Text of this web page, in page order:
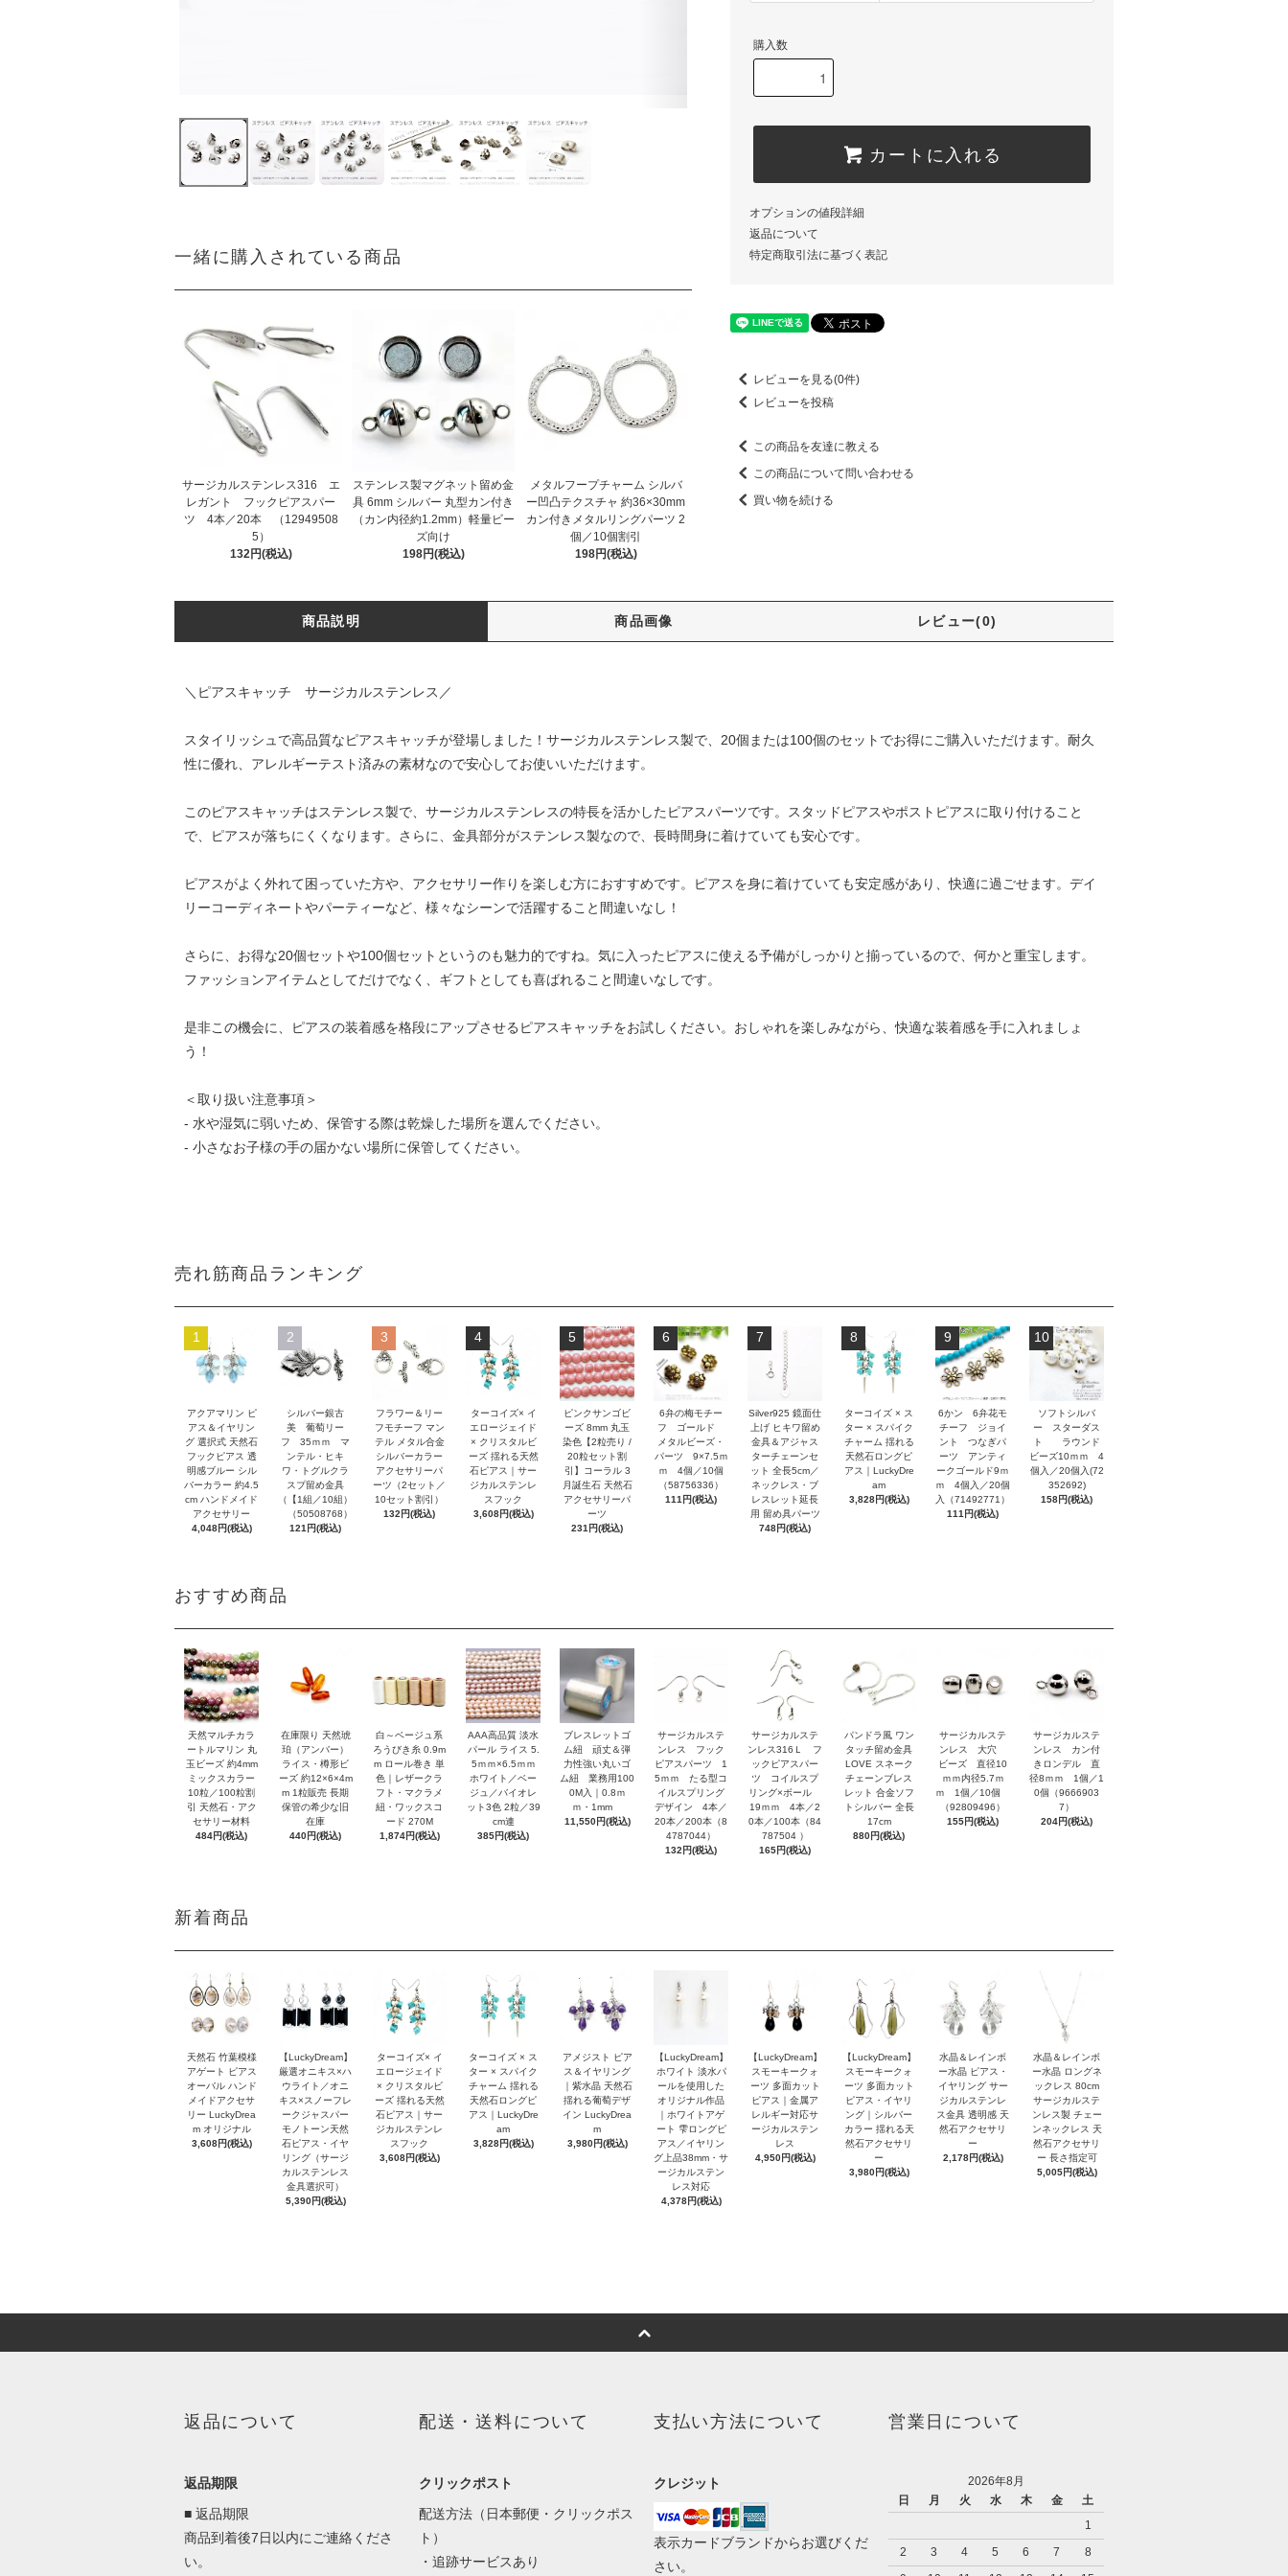
一緒に購入されている商品
サージカルステンレス316 エ
レガント フックピアスパー
ツ 4本／20本 （12949508
5）
132円(税込)
ステンレス製マグネット留め金
具 6mm シルバー 丸型カン付き
（カン内径約1.2mm）軽量ビー
ズ向け
198円(税込)
メタルフープチャーム シルバ
ー凹凸テクスチャ 約36×30mm
カン付きメタルリングパーツ 2
個／10個割引
198円(税込)
購入数
カートに入れる
オプションの値段詳細
返品について
特定商取引法に基づく表記
レビューを見る(0件)
レビューを投稿
この商品を友達に教える
この商品について問い合わせる
買い物を続ける
商品説明 商品画像 レビュー(0)
＼ピアスキャッチ サージカルステンレス／
スタイリッシュで高品質なピアスキャッチが登場しました！サージカルステンレス製で、20個または100個のセットでお得にご購入いただけます。耐久
性に優れ、アレルギーテスト済みの素材なので安心してお使いいただけます。
このピアスキャッチはステンレス製で、サージカルステンレスの特長を活かしたピアスパーツです。スタッドピアスやポストピアスに取り付けること
で、ピアスが落ちにくくなります。さらに、金具部分がステンレス製なので、長時間身に着けていても安心です。
ピアスがよく外れて困っていた方や、アクセサリー作りを楽しむ方におすすめです。ピアスを身に着けていても安定感があり、快適に過ごせます。デイ
リーコーディネートやパーティーなど、様々なシーンで活躍すること間違いなし！
さらに、お得な20個セットや100個セットというのも魅力的ですね。気に入ったピアスに使える予備がしっかりと揃っているので、何かと重宝します。
ファッションアイテムとしてだけでなく、ギフトとしても喜ばれること間違いなしです。
是非この機会に、ピアスの装着感を格段にアップさせるピアスキャッチをお試しください。おしゃれを楽しみながら、快適な装着感を手に入れましょ
う！
＜取り扱い注意事項＞
- 水や湿気に弱いため、保管する際は乾燥した場所を選んでください。
- 小さなお子様の手の届かない場所に保管してください。
売れ筋商品ランキング
1
アクアマリン ピ
アス＆イヤリン
グ 選択式 天然石
フックピアス 透
明感ブルー シル
バーカラー 約4.5
cm ハンドメイド
アクセサリー
4,048円(税込)
2
シルバー銀古
美 葡萄リー
フ 35ｍｍ マ
ンテル・ヒキ
ワ・トグルクラ
スプ留め金具
（【1組／10組）
（50508768）
121円(税込)
3
フラワー＆リー
フモチーフ マン
テル メタル合金
シルバーカラー
アクセサリーパ
ーツ（2セット／
10セット割引）
132円(税込)
4
ターコイズ× イ
エロージェイド
× クリスタルビ
ーズ 揺れる天然
石ピアス｜サー
ジカルステンレ
スフック
3,608円(税込)
5
ピンクサンゴビ
ーズ 8mm 丸玉
染色【2粒売り /
20粒セット割
引】コーラル 3
月誕生石 天然石
アクセサリーパ
ーツ
231円(税込)
6
6弁の梅モチー
フ ゴールド
メタルビーズ・
パーツ 9×7.5ｍ
ｍ 4個／10個
（58756336）
111円(税込)
7
Silver925 鏡面仕
上げ ヒキワ留め
金具＆アジャス
ターチェーンセ
ット 全長5cm／
ネックレス・ブ
レスレット延長
用 留め具パーツ
748円(税込)
8
ターコイズ × ス
ター × スパイク
チャーム 揺れる
天然石ロングピ
アス｜LuckyDre
am
3,828円(税込)
9
6かン 6弁花モ
チーフ ジョイ
ント つなぎパ
ーツ アンティ
ークゴールド9ｍ
ｍ 4個入／20個
入（71492771）
111円(税込)
10
ソフトシルバ
ー スターダス
ト ラウンド
ビーズ10ｍｍ 4
個入／20個入(72
352692)
158円(税込)
おすすめ商品
天然マルチカラ
ートルマリン 丸
玉ビーズ 約4mm
ミックスカラー
10粒／100粒割
引 天然石・アク
セサリー材料
484円(税込)
在庫限り 天然琥
珀（アンバー）
ライス・樽形ビ
ーズ 約12×6×4m
m 1粒販売 長期
保管の希少な旧
在庫
440円(税込)
白～ベージュ系
ろうびき糸 0.9m
m ロール巻き 単
色｜レザークラ
フト・マクラメ
紐・ワックスコ
ード 270M
1,874円(税込)
AAA高品質 淡水
パール ライス 5.
5ｍｍ×6.5ｍｍ
ホワイト／ベー
ジュ／バイオレ
ット3色 2粒／39
cm連
385円(税込)
ブレスレットゴ
ム紐 頑丈＆弾
力性強い丸いゴ
ム紐 業務用100
0M入｜0.8ｍ
ｍ・1mm
11,550円(税込)
サージカルステ
ンレス フック
ピアスパーツ 1
5ｍｍ たる型コ
イルスプリング
デザイン 4本／
20本／200本（8
4787044）
132円(税込)
サージカルステ
ンレス316Ｌ フ
ックピアスパー
ツ コイルスプ
リング×ボール
19ｍｍ 4本／2
0本／100本（84
787504 ）
165円(税込)
パンドラ風 ワン
タッチ留め金具
LOVE スネーク
チェーンブレス
レット 合金ソフ
トシルバー 全長
17cm
880円(税込)
サージカルステ
ンレス 大穴
ビーズ 直径10
ｍｍ内径5.7ｍ
ｍ 1個／10個
（92809496）
155円(税込)
サージカルステ
ンレス カン付
きロンデル 直
径8ｍｍ 1個／1
0個（9666903
7）
204円(税込)
新着商品
天然石 竹葉模様
アゲート ピアス
オーバル ハンド
メイドアクセサ
リー LuckyDrea
m オリジナル
3,608円(税込)
【LuckyDream】
厳選オニキス×ハ
ウライト／オニ
キス×スノーフレ
ークジャスパー
モノトーン天然
石ピアス・イヤ
リング（サージ
カルステンレス
金具選択可）
5,390円(税込)
ターコイズ× イ
エロージェイド
× クリスタルビ
ーズ 揺れる天然
石ピアス｜サー
ジカルステンレ
スフック
3,608円(税込)
ターコイズ × ス
ター × スパイク
チャーム 揺れる
天然石ロングピ
アス｜LuckyDre
am
3,828円(税込)
アメジスト ピア
ス＆イヤリング
｜紫水晶 天然石
揺れる葡萄デザ
イン LuckyDrea
m
3,980円(税込)
【LuckyDream】
ホワイト 淡水パ
ールを使用した
オリジナル作品
｜ホワイトアゲ
ート 雫ロングピ
アス／イヤリン
グ上品38mm・サ
ージカルステン
レス対応
4,378円(税込)
【LuckyDream】
スモーキークォ
ーツ 多面カット
ピアス｜金属ア
レルギー対応サ
ージカルステン
レス
4,950円(税込)
【LuckyDream】
スモーキークォ
ーツ 多面カット
ピアス・イヤリ
ング｜シルバー
カラー 揺れる天
然石アクセサリ
ー
3,980円(税込)
水晶＆レインボ
ー水晶 ピアス・
イヤリング サー
ジカルステンレ
ス金具 透明感 天
然石アクセサリ
ー
2,178円(税込)
水晶＆レインボ
ー水晶 ロングネ
ックレス 80cm
サージカルステ
ンレス製 チェー
ンネックレス 天
然石アクセサリ
ー 長さ指定可
5,005円(税込)
返品について
返品期限
■ 返品期限
商品到着後7日以内にご連絡くださ
い。
配送・送料について
クリックポスト
配送方法（日本郵便・クリックポス
ト）
・追跡サービスあり
支払い方法について
クレジット
表示カードブランドからお選びくだ
さい。
営業日について
2026年8月
日
月 火 水 木 金
土
1
2
3 4 5 6 7
8